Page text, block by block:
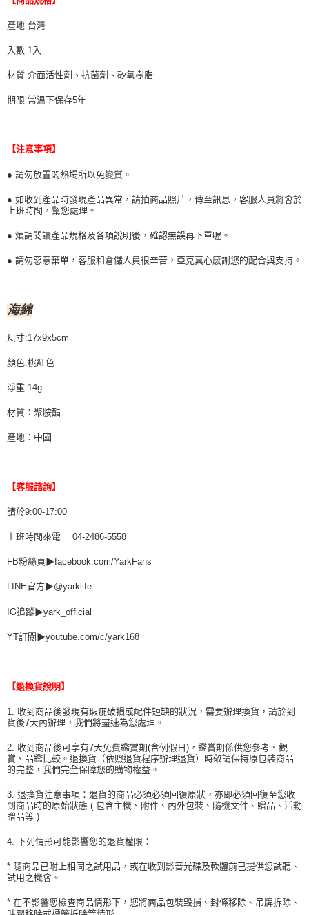
產地 台灣
入數 1入
材質 介面活性劑、抗菌劑、矽氧樹脂
期限 常溫下保存5年
【注意事項】
● 請勿放置悶熱場所以免變質。
● 如收到產品時發現產品異常，請拍商品照片，傳至訊息，客服人員將會於
上班時間，幫您處理。
● 煩請閱讀產品規格及各項說明後，確認無誤再下單喔。
● 請勿惡意棄單，客服和倉儲人員很辛苦，亞克真心感謝您的配合與支持。
海綿
尺寸:17x9x5cm
顏色:桃紅色
淨重:14g
材質：聚胺酯
產地：中國
【客服諮詢】
請於9:00-17:00
上班時間來電 04-2486-5558
FB粉絲頁▶facebook.com/YarkFans
LINE官方▶@yarklife
IG追蹤▶yark_official
YT訂閱▶youtube.com/c/yark168
【退換貨說明】
1. 收到商品後發現有瑕疵破損或配件短缺的狀況，需要辦理換貨，請於到
貨後7天內辦理，我們將盡速為您處理。
2. 收到商品後可享有7天免費鑑賞期(含例假日)，鑑賞期係供您參考、觀
賞、品鑑比較。退換貨（依照退貨程序辦理退貨）時敬請保持原包裝商品
的完整，我們完全保障您的購物權益。
3. 退換貨注意事項：退貨的商品必須必須回復原狀，亦即必須回復至您收
到商品時的原始狀態 ( 包含主機、附件、內外包裝、隨機文件、贈品、活動
贈品等 )
4. 下列情形可能影響您的退貨權限：
* 隨商品已附上相同之試用品，或在收到影音光碟及軟體前已提供您試聽、
試用之機會。
* 在不影響您檢查商品情形下，您將商品包裝毀損、封條移除、吊牌拆除、